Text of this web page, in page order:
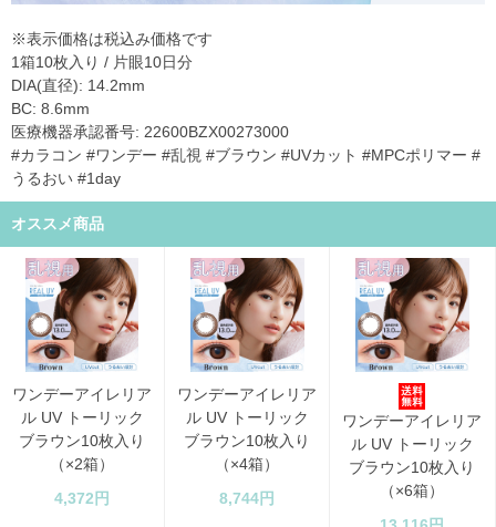
※表示価格は税込み価格です
1箱10枚入り / 片眼10日分
DIA(直径): 14.2mm
BC: 8.6mm
医療機器承認番号: 22600BZX00273000
#カラコン #ワンデー #乱視 #ブラウン #UVカット #MPCポリマー #
うるおい #1day
オススメ商品
ワンデーアイレリア
ル UV トーリック
ブラウン10枚入り
（×2箱）
4,372円
ワンデーアイレリア
ル UV トーリック
ブラウン10枚入り
（×4箱）
8,744円
ワンデーアイレリア
ル UV トーリック
ブラウン10枚入り
（×6箱）